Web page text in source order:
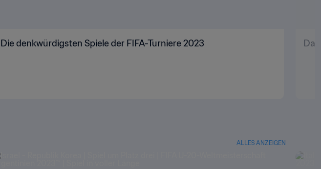
Die denkwürdigsten Spiele der FIFA-Turniere 2023
ALLES ANZEIGEN